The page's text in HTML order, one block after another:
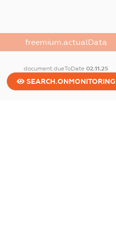
freemium.actualData
document.dueToDate02.11.25
SEARCH.ONMONITORING